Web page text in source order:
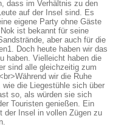
dass im Verhältnis zu den
auf der Insel sind. Es
eigene Party ohne Gäste
ist bekannt für seine
aber auch für die
Doch heute haben wir das
haben. Vielleicht haben die
sind alle gleichzeitig zum
wir die Ruhe
die Liegestühle sich über
so, als würden sie sich
Touristen genießen. Ein
der Insel in vollen Zügen zu